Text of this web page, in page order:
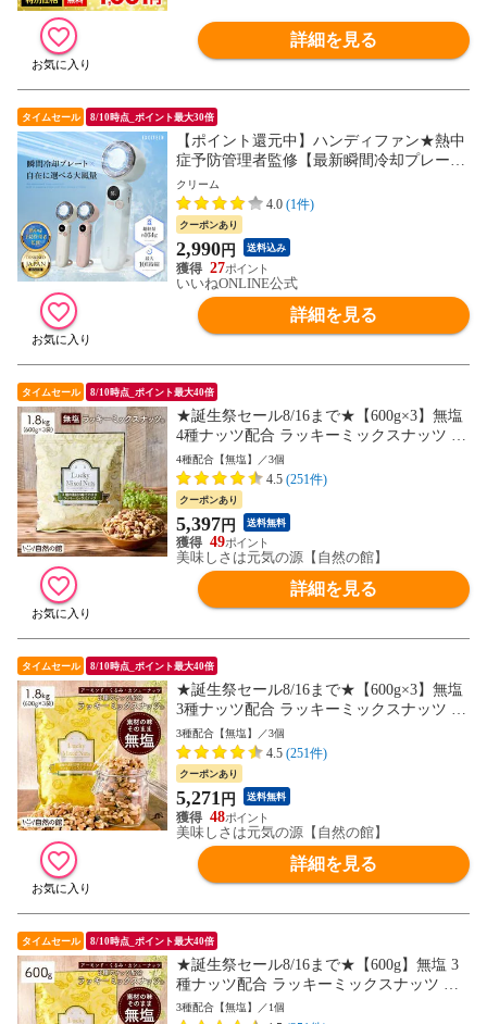
詳細を見る
タイムセール 8/10時点_ポイント最大30倍
【ポイント還元中】ハンディファン★熱中
症予防管理者監修【最新瞬間冷却プレー
ト】携帯扇風機 100段階風量調節 首掛け
静音【日本企業企画】3000mAh 超軽量 ス
トラップ カラビナ付き プレゼント ギフト
冷却 父の日 Excitech
クリーム
4.0 (1件)
クーポンあり
2,990円 送料込み
27
いいねONLINE公式
詳細を見る
タイムセール 8/10時点_ポイント最大40倍
★誕生祭セール8/16まで★【600g×3】無塩
4種ナッツ配合 ラッキーミックスナッツ 送
料無料 おつまみ 製菓材料 業務用 大容量
宅配便 訳あり(簡易梱包) 88s
4種配合【無塩】／3個
4.5 (251件)
クーポンあり
5,397 円 送料無料
49
美味しさは元気の源【自然の館】
詳細を見る
タイムセール 8/10時点_ポイント最大40倍
★誕生祭セール8/16まで★【600g×3】無塩
3種ナッツ配合 ラッキーミックスナッツ 送
料無料 おつまみ 製菓材料 業務用 大容量
訳あり(簡易梱包) 88s
3種配合【無塩】／3個
4.5 (251件)
クーポンあり
5,271 円 送料無料
48
美味しさは元気の源【自然の館】
詳細を見る
タイムセール 8/10時点_ポイント最大40倍
★誕生祭セール8/16まで★【600g】無塩 3
種ナッツ配合 ラッキーミックスナッツ 送
料無料 おつまみ 製菓材料 業務用 大容量
3種配合【無塩】／1個